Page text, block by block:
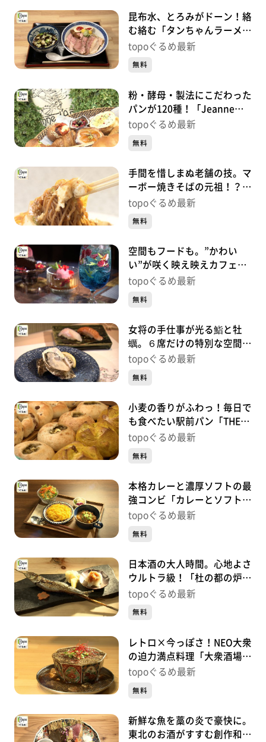
昆布水、とろみがドーン！絡
む絡む「タンちゃんラーメン
昆布水つけ麺」（青葉区花京
topoぐるめ最新
無料
粉・酵母・製法にこだわった
パンが120種！「Jeanne
d’arc Fils&Père」（若林区木
topoぐるめ最新
無料
手間を惜しまぬ老舗の技。マ
ーボー焼きそばの元祖！？
「中国菜館まんみ」（泉区泉
topoぐるめ最新
無料
空間もフードも。”かわい
い”が咲く映え映えカフェ
「今日も花が綺麗ですね」
ぐるめ】
topoぐるめ最新
無料
女将の手仕事が光る鮨と牡
蠣。６席だけの特別な空間
「仙臺 牡蠣女将」（青葉区
topoぐるめ最新
無料
小麦の香りがふわっ！毎日で
も食べたい駅前パン「THE
BREAD BAR」（若林区荒
topoぐるめ最新
無料
本格カレーと濃厚ソフトの最
強コンビ「カレーとソフトク
リーム」（青葉区堤通雨宮
topoぐるめ最新
無料
日本酒の大人時間。心地よさ
ウルトラ級！「杜の都の炉端
焼き うる虎」（青葉区一番
topoぐるめ最新
無料
レトロ×今っぽさ！NEO大衆
の迫力満点料理「大衆酒場
かーにばる」（青葉区国分
topoぐるめ最新
無料
新鮮な魚を藁の炎で豪快に。
東北のお酒がすすむ創作和食